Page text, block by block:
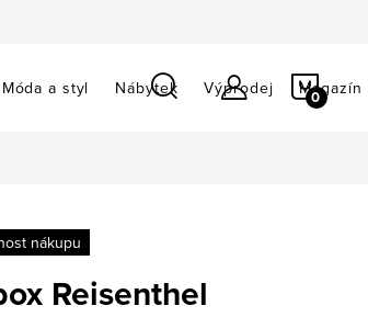
Móda a styl Nábytek Výprodej Magazín
nákupu
Reisenthel